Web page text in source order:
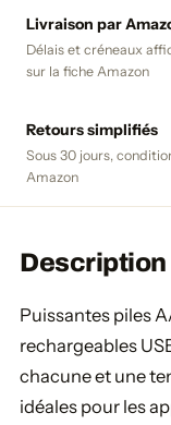
Livraison par
Délais et créneaux
sur la fiche Amazon
Retours simplifiés
Sous 30 jours,
Amazon
Description
Puissantes piles
rechargeables
chacune et une
idéales pour les